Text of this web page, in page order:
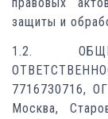
защиты и
1.2.
7716730716,
Москва,